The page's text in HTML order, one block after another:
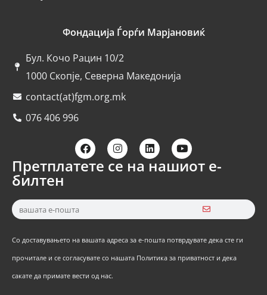
Фондација Ѓорѓи Марјановиќ
Бул. Кочо Рацин 10/2
1000 Скопје, Северна Македонија
contact(at)fgm.org.mk
076 406 996
Претплатете се на нашиот е-
билтен
Со доставувањето на вашата адреса за е-пошта потврдувате дека сте ги
прочитале и се согласувате со нашата Политика за приватност и дека
сакате да примате вести од нас.